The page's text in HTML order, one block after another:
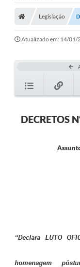
Legislação
Atualizado em: 14/01/
DECRETOS
“Declara LUTO
homenagem